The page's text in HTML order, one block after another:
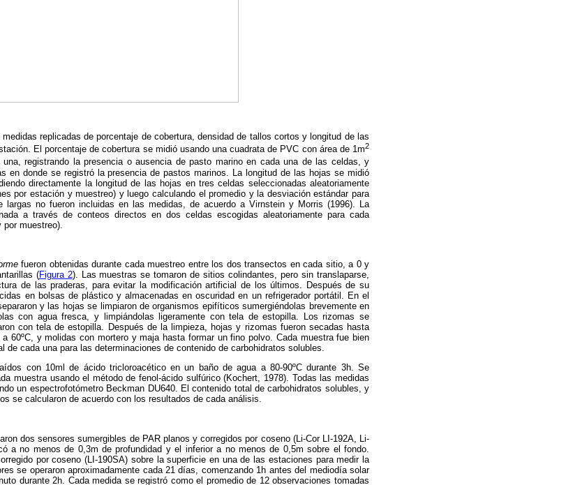
replicadas de porcentaje de cobertura, densidad de tallos cortos y longitud de las
El porcentaje de cobertura se midió usando una cuadrata de PVC con área de 1m2
registrando la presencia o ausencia de pasto marino en cada una de las celdas, y
en donde se registró la presencia de pastos marinos. La longitud de las hojas se midió
directamente la longitud de las hojas en tres celdas seleccionadas aleatoriamente
por estación y muestreo) y luego calculando el promedio y la desviación estándar para
largas no fueron incluidas en las medidas, de acuerdo a Virnstein y Morris (1996). La
a través de conteos directos en dos celdas escogidas aleatoriamente para cada
muestreo).
fueron obtenidas durante cada muestreo entre los dos transectos en cada sitio, a 0 y
(Figura 2). Las muestras se tomaron de sitios colindantes, pero sin translaparse,
de las praderas, para evitar la modificación artificial de los últimos. Después de su
en bolsas de plástico y almacenadas en oscuridad en un refrigerador portátil. En el
y las hojas se limpiaron de organismos epifíticos sumergiéndolas brevemente en
con agua fresca, y limpiándolas ligeramente con tela de estopilla. Los rizomas se
con tela de estopilla. Después de la limpieza, hojas y rizomas fueron secadas hasta
a 60ºC, y molidas con mortero y maja hasta formar un fino polvo. Cada muestra fue bien
cada una para las determinaciones de contenido de carbohidratos solubles.
con 10ml de ácido tricloroacético en un baño de agua a 80-90ºC durante 3h. Se
muestra usando el método de fenol-ácido sulfúrico (Kochert, 1978). Todas las medidas
un espectrofotómetro Beckman DU640. El contenido total de carbohidratos solubles, y
se calcularon de acuerdo con los resultados de cada análisis.
dos sensores sumergibles de PAR planos y corregidos por coseno (Li-Cor LI-192A, Li-
a no menos de 0,3m de profundidad y el inferior a no menos de 0,5m sobre el fondo.
por coseno (LI-190SA) sobre la superficie en una de las estaciones para medir la
se operaron aproximadamente cada 21 días, comenzando 1h antes del mediodía solar
durante 2h. Cada medida se registró como el promedio de 12 observaciones tomadas